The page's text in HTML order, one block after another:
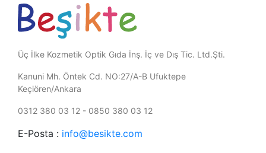
Üç İlke Kozmetik Optik Gıda İnş. İç ve Dış Tic. Ltd.Şti.
Kanuni Mh. Öntek Cd. NO:27/A-B Ufuktepe
Keçiören/Ankara
0312 380 03 12 - 0850 380 03 12
E-Posta : info@besikte.com